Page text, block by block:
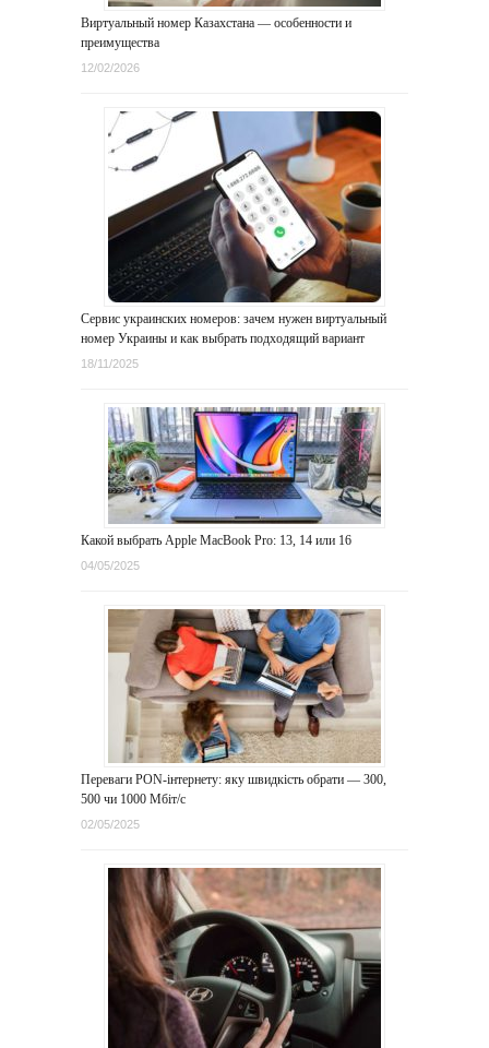
Виртуальный номер Казахстана — особенности и
преимущества
12/02/2026
Сервис украинских номеров: зачем нужен виртуальный
номер Украины и как выбрать подходящий вариант
18/11/2025
Какой выбрать Apple MacBook Pro: 13, 14 или 16
04/05/2025
Переваги PON-інтернету: яку швидкість обрати — 300,
500 чи 1000 Мбіт/с
02/05/2025